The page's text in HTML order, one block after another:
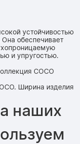
устойчивостью
обеспечивает
и упругостью.
наших